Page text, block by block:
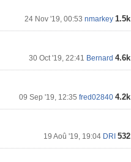
24 Nov '19, 00:53 nmarkey 1.5k
30 Oct '19, 22:41 Bernard 4.6k
09 Sep '19, 12:35 fred02840 4.2k
19 Aoû '19, 19:04 DRI 532